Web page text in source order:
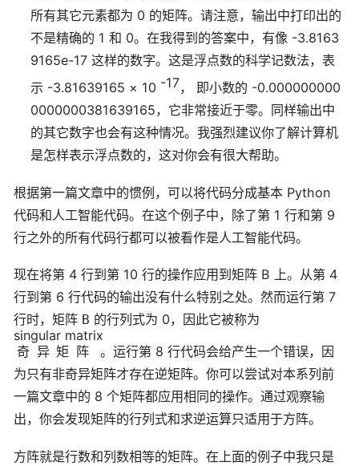
所有其它元素都为 0 的矩阵。请注意，输出中打印出的
不是精确的 1 和 0。在我得到的答案中，有像 -3.8163
9165e-17 这样的数字。这是浮点数的科学记数法，表
示 -3.81639165 × 10 -17， 即小数的 -0.000000000
0000000381639165，它非常接近于零。同样输出中
的其它数字也会有这种情况。我强烈建议你了解计算机
是怎样表示浮点数的，这对你会有很大帮助。
根据第一篇文章中的惯例，可以将代码分成基本 Python
代码和人工智能代码。在这个例子中，除了第 1 行和第 9
行之外的所有代码行都可以被看作是人工智能代码。
现在将第 4 行到第 10 行的操作应用到矩阵 B 上。从第 4
行到第 6 行代码的输出没有什么特别之处。然而运行第 7
行时，矩阵 B 的行列式为 0，因此它被称为
奇异矩阵
singular matrix
。运行第 8 行代码会给产生一个错误，因
为只有非奇异矩阵才存在逆矩阵。你可以尝试对本系列前
一篇文章中的 8 个矩阵都应用相同的操作。通过观察输
出，你会发现矩阵的行列式和求逆运算只适用于方阵。
方阵就是行数和列数相等的矩阵。在上面的例子中我只是